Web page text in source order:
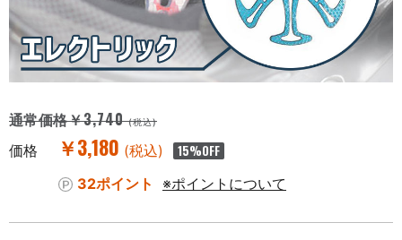
通常価格￥3,740 (税込)
価格 ￥3,180 (税込) 15%OFF
32ポイント
※ポイントについて